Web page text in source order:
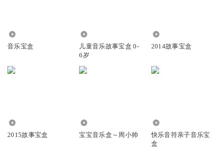
音乐宝盒
儿童音乐故事宝盒 0-
6岁
2014故事宝盒
2015故事宝盒 宝宝音乐盒～周小帅
快乐音符亲子音乐宝
盒